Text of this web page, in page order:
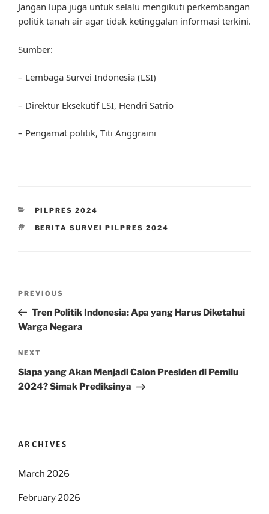
Jangan lupa juga untuk selalu mengikuti perkembangan
politik tanah air agar tidak ketinggalan informasi terkini.
Sumber:
– Lembaga Survei Indonesia (LSI)
– Direktur Eksekutif LSI, Hendri Satrio
– Pengamat politik, Titi Anggraini
CATEGORIES
PILPRES 2024
TAGS
BERITA SURVEI PILPRES 2024
Previous
Post
PREVIOUS
Tren Politik Indonesia: Apa yang Harus Diketahui
Warga Negara
Next
Post
NEXT
Siapa yang Akan Menjadi Calon Presiden di Pemilu
2024? Simak Prediksinya
ARCHIVES
March 2026
February 2026